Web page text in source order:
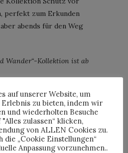
perfekt zum Erkunden
abends für den Weg
Wander“-Kollektion ist ab
KEITA IKEUCHI
MORI NEWS
auf unserer Website, um
Erlebnis zu bieten, indem wir
und wiederholten Besuche
zulassen“ klicken,
von ALLEN Cookies zu.
die „Cookie Einstellungen“
Anpassung vorzunehmen..